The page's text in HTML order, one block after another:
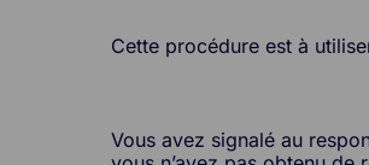
Cette procédure est à
Vous avez signalé au